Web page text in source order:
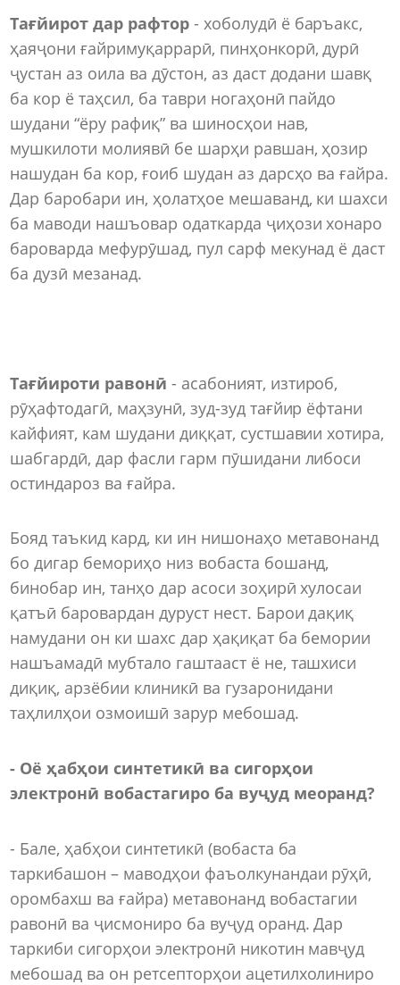
Тағйирот дар рафтор - хоболудӣ ё баръакс,
ҳаяҷони ғайримуқаррарӣ, пинҳонкорӣ, дурӣ
ҷустан аз оила ва дӯстон, аз даст додани шавқ
ба кор ё таҳсил, ба таври ногаҳонӣ пайдо
шудани “ёру рафиқ” ва шиносҳои нав,
мушкилоти молиявӣ бе шарҳи равшан, ҳозир
нашудан ба кор, ғоиб шудан аз дарсҳо ва ғайра.
Дар баробари ин, ҳолатҳое мешаванд, ки шахси
ба маводи нашъовар одаткарда ҷиҳози хонаро
бароварда мефурӯшад, пул сарф мекунад ё даст
ба дузӣ мезанад.
Тағйироти равонӣ - асабоният, изтироб,
рӯҳафтодагӣ, маҳзунӣ, зуд-зуд тағйир ёфтани
кайфият, кам шудани диққат, сустшавии хотира,
шабгардӣ, дар фасли гарм пӯшидани либоси
остиндароз ва ғайра.
Бояд таъкид кард, ки ин нишонаҳо метавонанд
бо дигар бемориҳо низ вобаста бошанд,
бинобар ин, танҳо дар асоси зоҳирӣ хулосаи
қатъӣ баровардан дуруст нест. Барои дақиқ
намудани он ки шахс дар ҳақиқат ба бемории
нашъамадӣ мубтало гаштааст ё не, ташхиси
диқиқ, арзёбии клиникӣ ва гузаронидани
таҳлилҳои озмоишӣ зарур мебошад.
- Оё ҳабҳои синтетикӣ ва сигорҳои
электронӣ вобастагиро ба вуҷуд меоранд?
- Бале, ҳабҳои синтетикӣ (вобаста ба
таркибашон – маводҳои фаъолкунандаи рӯҳӣ,
оромбахш ва ғайра) метавонанд вобастагии
равонӣ ва ҷисмониро ба вуҷуд оранд. Дар
таркиби сигорҳои электронӣ никотин мавҷуд
мебошад ва он ретсепторҳои ацетилхолиниро